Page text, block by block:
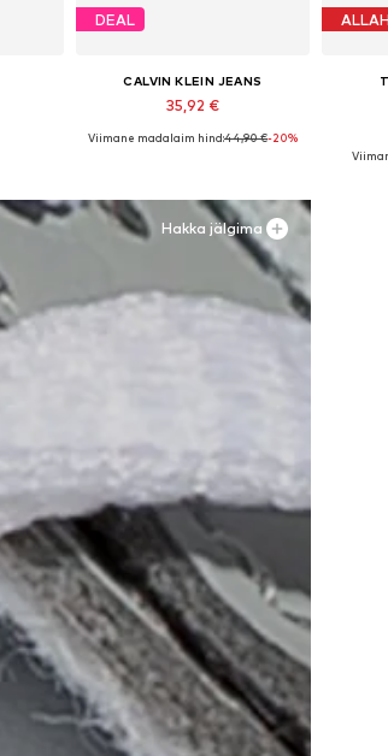
DEAL
CALVIN KLEIN JEANS
35,92 €
Viimane madalaim hind:44,90 €-20%
Hakka jälgima